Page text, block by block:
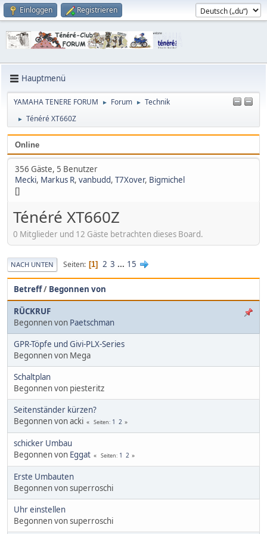
Einloggen Registrieren
Hauptmenü
YAMAHA TENERE FORUM ► Forum ► Technik
► Ténéré XT660Z
Online
356 Gäste, 5 Benutzer
Mecki, Markus R, vanbudd, T7Xover, Bigmichel
[]
Ténéré XT660Z
0 Mitglieder und 12 Gäste betrachten dieses Board.
NACH UNTEN Seiten 1 2 3 ... 15
Betreff/ Begonnen von
RÜCKRUF
Begonnen von Paetschman
GPR-Töpfe und Givi-PLX-Series
Begonnen von Mega
Schaltplan
Begonnen von piesteritz
Seitenständer kürzen?
Begonnen von acki
Seiten 1 2
schicker Umbau
Begonnen von Eggat Seiten 1 2
Erste Umbauten
Begonnen von superroschi
Uhr einstellen
Begonnen von superroschi